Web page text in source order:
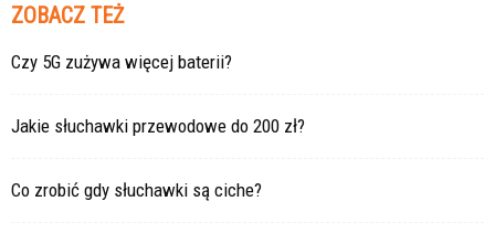
ZOBACZ TEŻ
Czy 5G zużywa więcej baterii?
Jakie słuchawki przewodowe do 200 zł?
Co zrobić gdy słuchawki są ciche?